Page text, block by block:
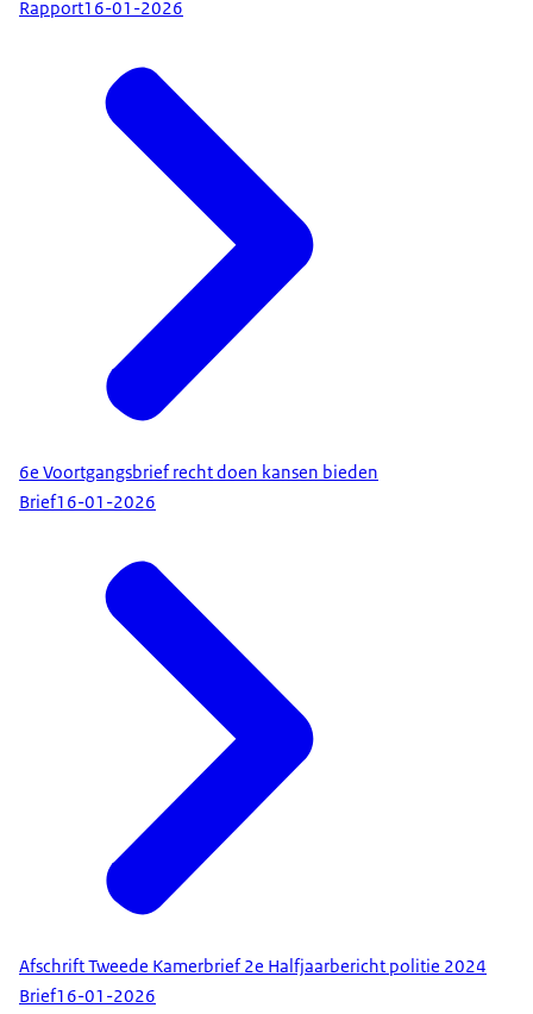
Rapport16-01-2026
6e Voortgangsbrief recht doen kansen bieden
Brief16-01-2026
Afschrift Tweede Kamerbrief 2e Halfjaarbericht politie 2024
Brief16-01-2026